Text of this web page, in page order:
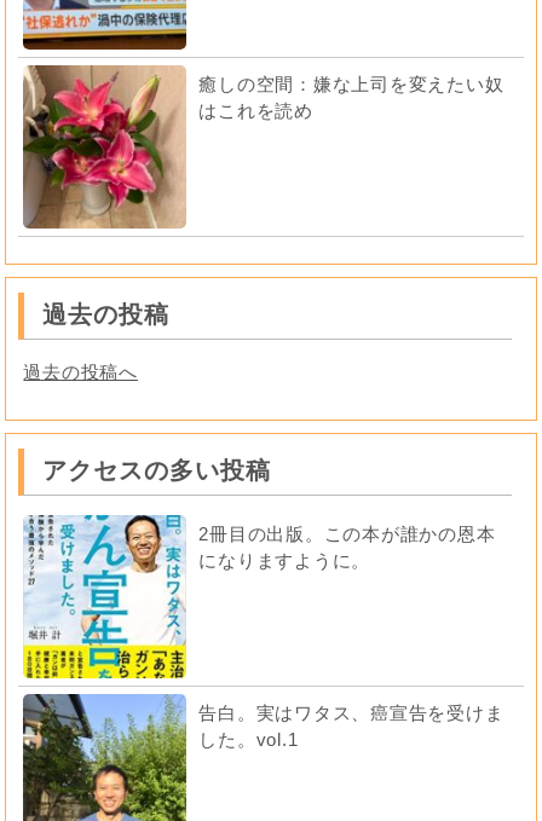
癒しの空間：嫌な上司を変えたい奴
はこれを読め
過去の投稿
過去の投稿へ
アクセスの多い投稿
2冊目の出版。この本が誰かの恩本
になりますように。
告白。実はワタス、癌宣告を受けま
した。vol.1